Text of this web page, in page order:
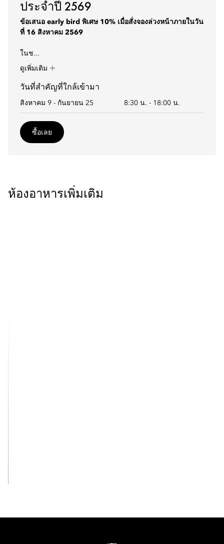
ประจำปี 2569
ข้อเสนอ early bird พิเศษ 10% เมื่อสั่งจองล่วงหน้าภายในวัน
ที่ 16 สิงหาคม 2569
ในช...
ดูเพิ่มเติม
วันที่สำคัญที่ใกล้เข้ามา
สิงหาคม 9 - กันยายน 25 8:30 น. - 18:00 น.
ซื้อเลย
ห้องอาหารเพิ่มเติม